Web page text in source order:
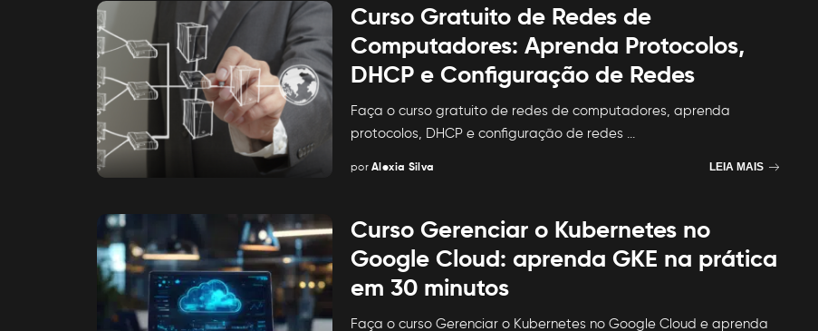
Curso Gratuito de Redes de
Computadores: Aprenda Protocolos,
DHCP e Configuração de Redes
Faça o curso gratuito de redes de computadores, aprenda
protocolos, DHCP e configuração de redes
Posted
por Alexia Silva LEIA MAIS
Curso Gerenciar o Kubernetes no
Google Cloud: aprenda GKE na prática
em 30 minutos
Faça o curso Gerenciar o Kubernetes no Google Cloud e aprenda